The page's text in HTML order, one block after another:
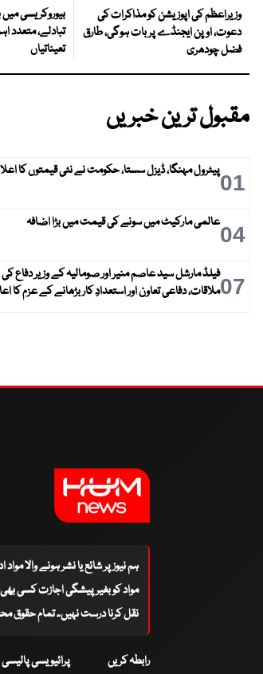
وزیراعظم کی اپوزیشن کو مذاکرات کی
دعوت، اوپن ایجنڈے پر بات ہوگی، طارق
فضل چودھری
بیوروکریسی
تبادلے، متعدد
تعیناتیاں
مقبول ترین خبریں
01پیٹرول مہنگا، ڈیزل سستا، حکومت نے نئی قیمتوں کا
04عالمی مارکیٹ میں سونے کی قیمت میں بڑا اضافہ
07فیلڈ مارشل سید عاصم منیر اور صومالیہ کے وزیر دفاع کی
ملاقات، دفاعی تعاون اور استعدادِ کار بڑھانے کے عزم کا
ہم نیوز پر شائع یا نشر ہونے والا
مواد کو بغیر پیشگی اجازت کسی
نقل کرنا درست نہیں۔ تمام حقوق
رابطہ کریں پرائیویسی پالیسی